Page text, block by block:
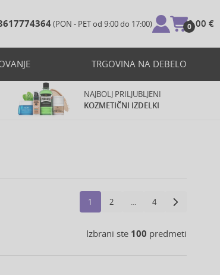
(PON - PET od 9:00 do 17:00) 0
0,00 €
TRGOVINA NA DEBELO
NAJBOLJ PRILJUBLJENI
KOZMETIČNI IZDELKI
1 2 … 4
Izbrani ste 100 predmeti